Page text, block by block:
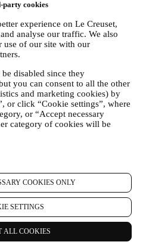
party cookies
experience on Le Creuset,
analyse our traffic. We also
use of our site with our
disabled since they
you can consent to all the other
and marketing cookies) by
or click “Cookie settings”, where
or “Accept necessary
category of cookies will be
COOKIES ONLY
SETTINGS
ALL COOKIES
les tests de nos systèmes, la
statistiques. Occasionnellement,
contacter pour des raisons
comme par exemple
de commande. Nous utiliserons
pour répondre à vos demandes
ou par d’autres canaux. Cette
pour nous permettre de
intention. Nous pouvons traiter
notre intérêt légitime (dûment
libertés) pour vous envoyer des e-
vous auriez ajouté des articles
votre achat en ligne. Si vous
sera envoyée.
CONCERNANT LES
autorisation dans ce sens (par
notre lettre d’information au
sur le Site web), nous vous ferons
de marketing personnalisées et
initiatives lancées par Le Creuset